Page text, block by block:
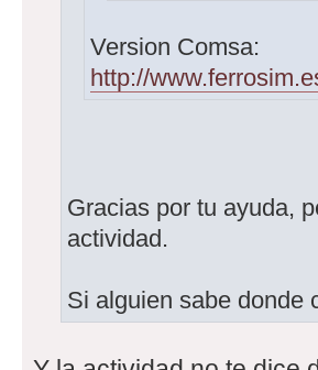
Version Comsa:
http://
Gracias por tu ayuda,
actividad.
Si alguien sabe donde